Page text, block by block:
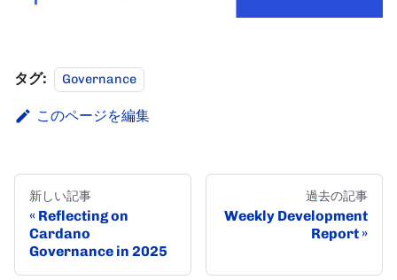
タグ: Governance
このページを編集
新しい記事
Reflecting on
Cardano
Governance in 2025
過去の記事
Weekly Development
Report